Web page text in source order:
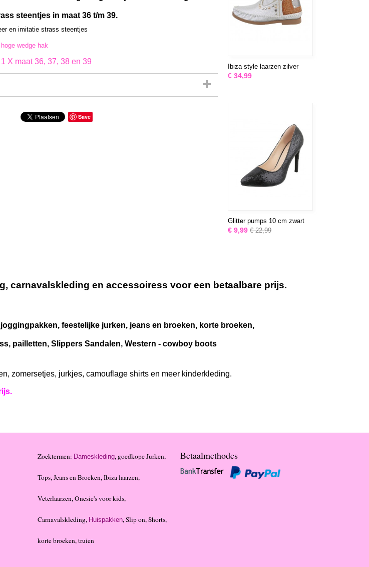
steentjes in maat 36 t/m 39.
en imitatie strass steentjes
wedge hak
X maat 36, 37, 38 en 39
Save
Ibiza style laarzen zilver
€ 34,99
Glitter pumps 10 cm zwart
€ 9,99 € 22,99
carnavalskleding en accessoiress voor een betaalbare prijs.
feestelijke jurken, jeans en broeken, korte broeken,
pailletten, Slippers Sandalen, Western - cowboy boots
zomersetjes, jurkjes, camouflage shirts en meer kinderkleding.
Zoektermen: Dameskleding, goedkope Jurken,
Tops, Jeans en Broeken, Ibiza laarzen,
Veterlaarzen, Onesie's voor kids,
Carnavalskleding, Huispakken, Slip on, Shorts,
korte broeken, truien
Betaalmethodes